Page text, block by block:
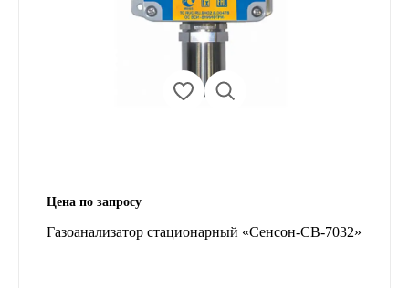
Цена по запросу
Газоанализатор стационарный «Сенсон-СВ-7032»